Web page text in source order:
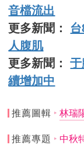
音檔流出
更多新聞：
人腹肌
更多新聞：
續增加中
推薦圖輯 林瑞
推薦專題 中秋